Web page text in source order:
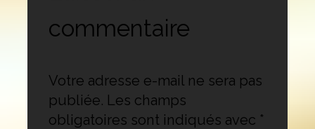
commentaire
Votre adresse e-mail ne sera pas
publiée. Les champs
obligatoires sont indiqués avec *